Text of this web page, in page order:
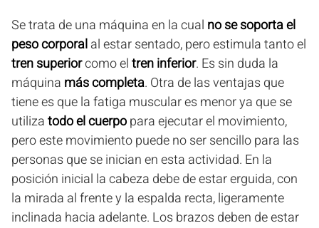
Se trata de una máquina en la cual no se soporta el
peso corporalal estar sentado, pero estimula tanto el
tren superiorcomo eltren inferior. Es sin duda la
máquina más completa. Otra de las ventajas que
tiene es que la fatiga muscular es menor ya que se
utilizatodo el cuerpopara ejecutar el movimiento,
pero este movimiento puede no ser sencillo para las
personas que se inician en esta actividad. En la
posición inicial la cabeza debe de estar erguida, con
la mirada al frente y la espalda recta, ligeramente
inclinada hacia adelante. Los brazos deben de estar